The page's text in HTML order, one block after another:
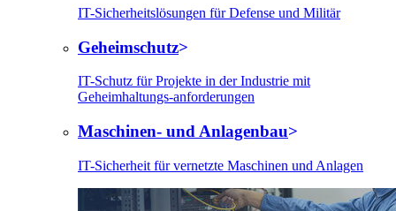
IT-Sicherheitslösungen für Defense und Militär
Geheimschutz
IT-Schutz für Projekte in der Industrie mit
Geheimhaltungs-anforderungen
Maschinen- und Anlagenbau
IT-Sicherheit für vernetzte Maschinen und Anlagen